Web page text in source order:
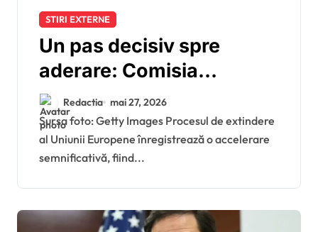
STIRI EXTERNE
Un pas decisiv spre
aderare: Comisia
Europeană propune
deschiderea primului
cluster de negociere cu
Ucraina și Republica
Moldova la mijlocul lunii
iunie
Redactia mai 27, 2026
Sursa foto: Getty Images Procesul de extindere
al Uniunii Europene înregistrează o accelerare
semnificativă, fiind...